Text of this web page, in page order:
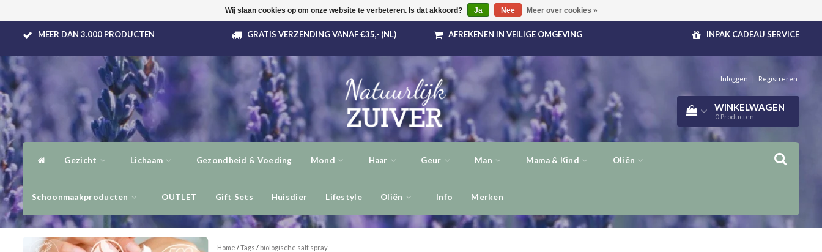
MEER DAN 3.000 PRODUCTEN GRATIS VERZENDING VANAF €35,- (NL) AFREKENEN IN VEILIGE OMGEVING INPAK CADEAU SERVICE
Inloggen | Registreren
WINKELWAGEN
0 Producten
Gezicht Lichaam Gezondheid & Voeding Mond Haar Geur Man Mama & Kind Oliën
Schoonmaakproducten OUTLET Gift Sets Huisdier Lifestyle Oliën Info Merken
Home /Tags / biologische salt spray
Wij slaan cookies op om onze website te verbeteren. Is dat akkoord? Ja Nee Meer over cookies »